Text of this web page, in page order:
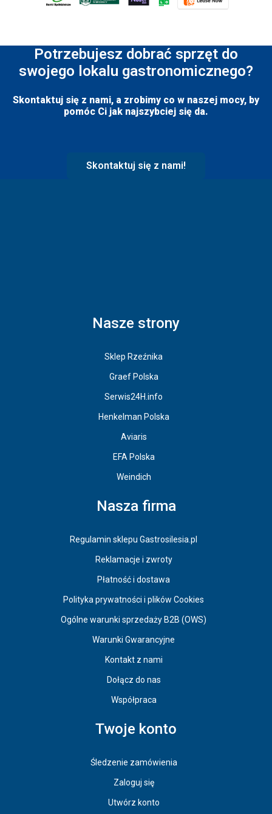
Potrzebujesz dobrać sprzęt do
swojego lokalu gastronomicznego?
Skontaktuj się z nami, a zrobimy co w naszej mocy, by
pomóc Ci jak najszybciej się da.
Skontaktuj się z nami!
Nasze strony
Sklep Rzeźnika
Graef Polska
Serwis24H.info
Henkelman Polska
Aviaris
EFA Polska
Weindich
Nasza firma
Regulamin sklepu Gastrosilesia.pl
Reklamacje i zwroty
Płatność i dostawa
Polityka prywatności i plików Cookies
Ogólne warunki sprzedaży B2B (OWS)
Warunki Gwarancyjne
Kontakt z nami
Dołącz do nas
Współpraca
Twoje konto
Śledzenie zamówienia
Zaloguj się
Utwórz konto